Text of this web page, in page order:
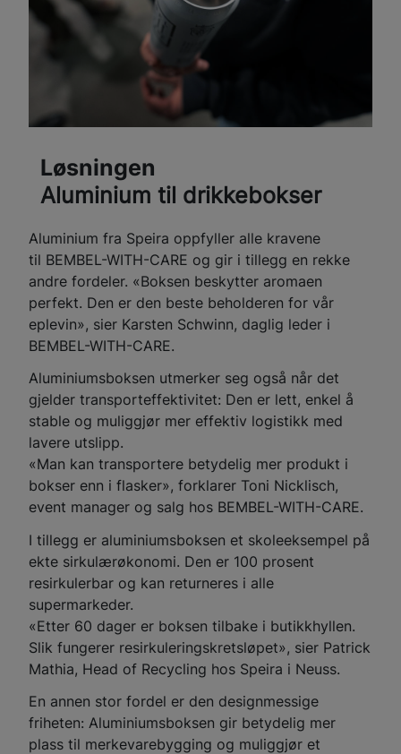
Løsningen
Aluminium til drikkebokser
Aluminium fra Speira oppfyller alle kravene
til BEMBEL-WITH-CARE og gir i tillegg en rekke
andre fordeler. «Boksen beskytter aromaen
perfekt. Den er den beste beholderen for vår
eplevin», sier Karsten Schwinn, daglig leder i
BEMBEL-WITH-CARE.
Aluminiumsboksen utmerker seg også når det
gjelder transporteffektivitet: Den er lett, enkel å
stable og muliggjør mer effektiv logistikk med
lavere utslipp.
«Man kan transportere betydelig mer produkt i
bokser enn i flasker», forklarer Toni Nicklisch,
event manager og salg hos BEMBEL-WITH-CARE.
I tillegg er aluminiumsboksen et skoleeksempel på
ekte sirkulærøkonomi. Den er 100 prosent
resirkulerbar og kan returneres i alle
supermarkeder.
«Etter 60 dager er boksen tilbake i butikkhyllen.
Slik fungerer resirkuleringskretsløpet», sier Patrick
Mathia, Head of Recycling hos Speira i Neuss.
En annen stor fordel er den designmessige
friheten: Aluminiumsboksen gir betydelig mer
plass til merkevarebygging og muliggjør et